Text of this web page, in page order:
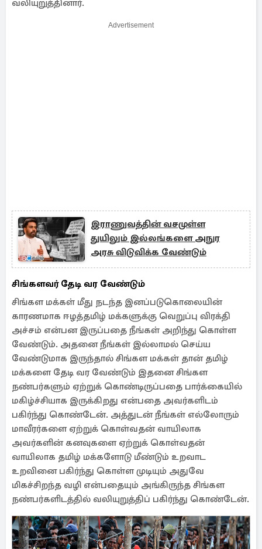
வலியுறுத்தினார்.
Advertisement
இராணுவத்தின் வசமுள்ள
துயிலும் இல்லங்களை அநுர
அரசு விடுவிக்க வேண்டும்
சிங்களவர் தேடி வர வேண்டும்
சிங்கள மக்கள் மீது நடந்த இனப்படுகொலையின்
காரணமாக ஈழத்தமிழ் மக்களுக்கு வெறுப்பு விரக்தி
அச்சம் என்பன இருப்பதை நீங்கள் அறிந்து கொள்ள
வேண்டும். அதனை நீங்கள் இல்லாமல் செய்ய
வேண்டுமாக இருந்தால் சிங்கள மக்கள் தான் தமிழ்
மக்களை தேடி வர வேண்டும் இதனை சிங்கள
நண்பர்களும் ஏற்றுக் கொண்டிருப்பதை பார்க்கையில்
மகிழ்ச்சியாக இருக்கிறது என்பதை அவர்களிடம்
பகிர்ந்து கொண்டேன். அத்துடன் நீங்கள் எல்லோரும்
மாவீரர்களை ஏற்றுக் கொள்வதன் வாயிலாக
அவர்களின் கனவுகளை ஏற்றுக் கொள்வதன்
வாயிலாக தமிழ் மக்களோடு மீண்டும் உறவாட
உறவினை பகிர்ந்து கொள்ள முடியும் அதுவே
மிகச்சிறந்த வழி என்பதையும் அங்கிருந்த சிங்கள
நண்பர்களிடத்தில் வலியுறுத்திப் பகிர்ந்து கொண்டேன்.